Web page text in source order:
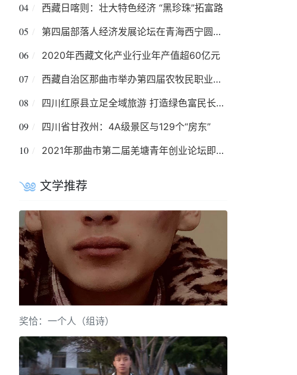
04 西藏日喀则：壮大特色经济 “黑珍珠”拓富路
05 第四届部落人经济发展论坛在青海西宁圆满落幕
06 2020年西藏文化产业行业年产值超60亿元
07 西藏自治区那曲市举办第四届农牧民职业技能大赛
08 四川红原县立足全域旅游 打造绿色富民长效支点
09 四川省甘孜州：4A级景区与129个“房东”
10 2021年那曲市第二届羌塘青年创业论坛即将召开
文学推荐
奖恰：一个人（组诗）